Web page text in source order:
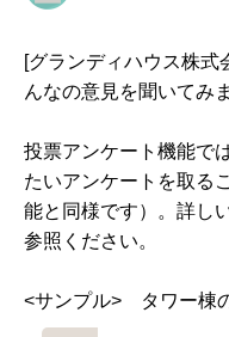
[グランディハウス株式
んなの意見を聞いてみ
投票アンケート機能で
たいアンケートを取る
能と同様です）。詳し
参照ください。
<サンプル>　タワー棟